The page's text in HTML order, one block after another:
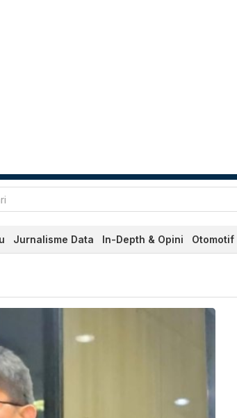
Jurnalisme Data In-Depth & Opini Otomotif
Hari Ini -